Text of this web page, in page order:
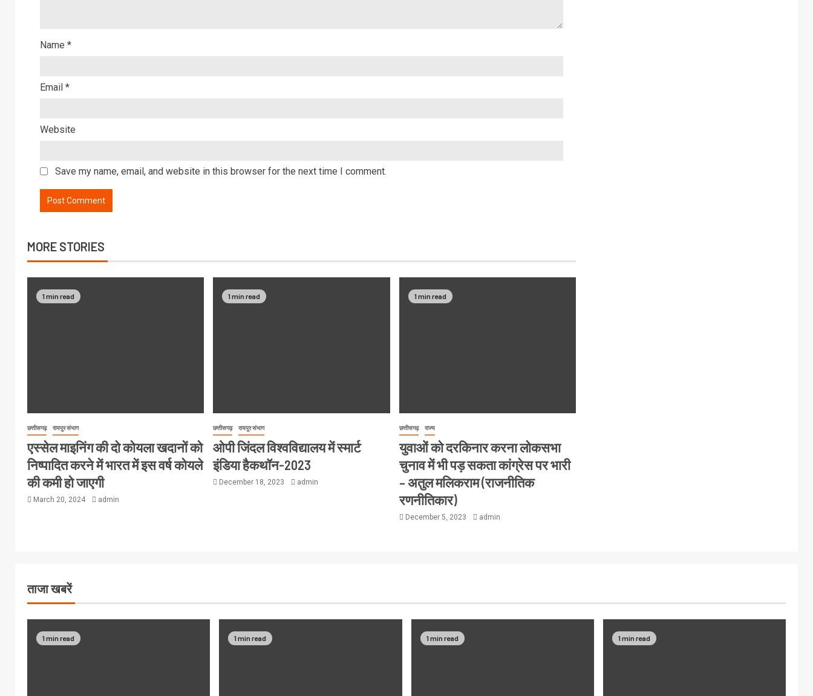
Name *
Email *
Website
Save my name, email, and website in this browser for the next time I comment.
MORE STORIES
1 min read
छत्तीसगढ़ रायपुर संभाग
एस्सेल माइनिंग की दो कोयला खदानों को
निष्पादित करने में भारत में इस वर्ष कोयले
की कमी हो जाएगी
March 20, 2024 admin
1 min read
छत्तीसगढ़ रायपुर संभाग
ओपी जिंदल विश्वविद्यालय में स्मार्ट
इंडिया हैकथॉन-2023
December 18, 2023 admin
1 min read
छत्तीसगढ़ राज्य
युवाओं को दरकिनार करना लोकसभा
चुनाव में भी पड़ सकता कांग्रेस पर भारी
– अतुल मलिकराम (राजनीतिक
रणनीतिकार)
December 5, 2023 admin
ताजा खबरें
1 min read 1 min read 1 min read 1 min read